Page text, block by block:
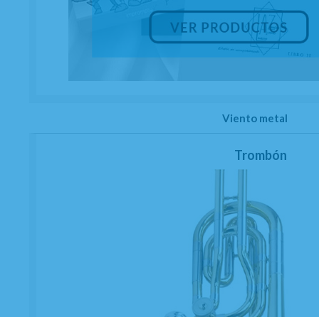
Viento metal
Trombón